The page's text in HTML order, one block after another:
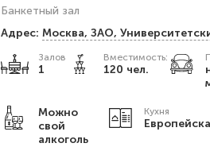
Банкетный зал
Адрес: Москва, ЗАО,
Залов
1
Вместимость:
120 чел.
Можно
свой
алкоголь
Кухня